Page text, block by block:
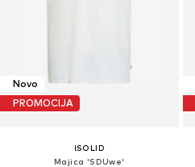
Novo
PROMOCIJA
!SOLID
Majica 'SDUwe'